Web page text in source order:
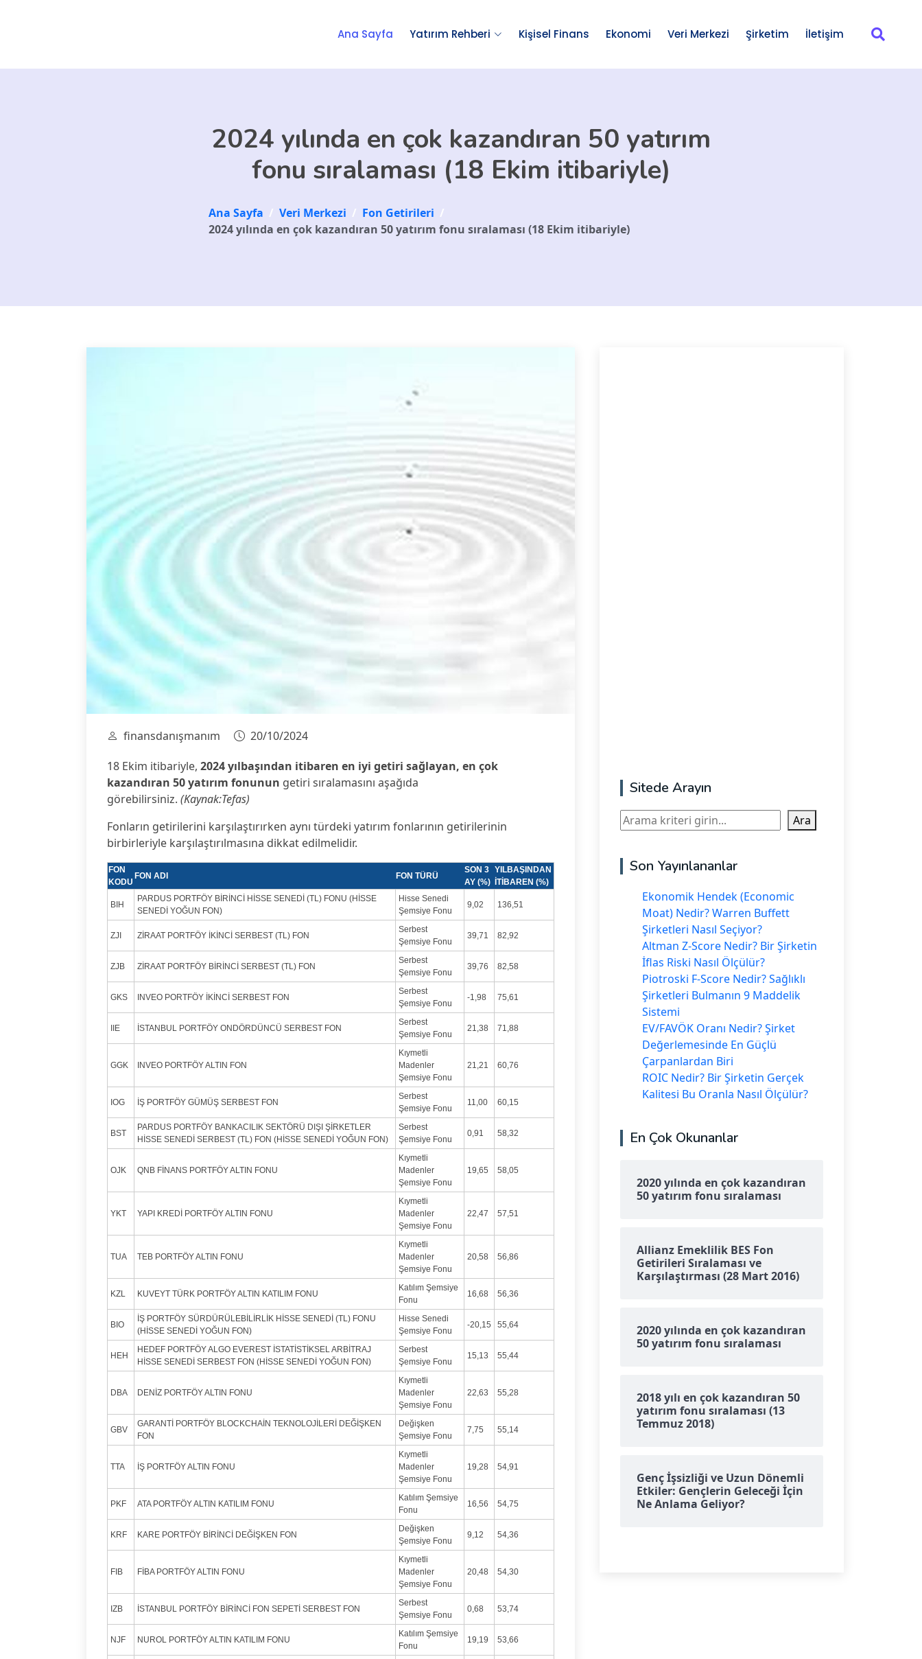
Ana Sayfa Yatırım Rehberi Kişisel Finans Ekonomi Veri Merkezi Şirketim İletişim
2024 yılında en çok kazandıran 50 yatırım
fonu sıralaması (18 Ekim itibariyle)
Ana Sayfa / Veri Merkezi / Fon Getirileri /
2024 yılında en çok kazandıran 50 yatırım fonu sıralaması (18 Ekim itibariyle)
finansdanışmanım
20/10/2024
18 Ekim itibariyle, 2024 yılbaşından itibaren en iyi getiri sağlayan, en çok
kazandıran 50 yatırım fonunun getiri sıralamasını aşağıda
görebilirsiniz. (Kaynak:Tefas)
Fonların getirilerini karşılaştırırken aynı türdeki yatırım fonlarının getirilerinin
birbirleriyle karşılaştırılmasına dikkat edilmelidir.
FON
KODU
FON ADI FON TÜRÜ
SON 3
AY (%)
YILBAŞINDAN
İTİBAREN (%)
BIH
PARDUS PORTFÖY BİRİNCİ HİSSE SENEDİ (TL) FONU (HİSSE
SENEDİ YOĞUN FON)
Hisse Senedi
Şemsiye Fonu
9,02 136,51
ZJI ZİRAAT PORTFÖY İKİNCİ SERBEST (TL) FON
Serbest
Şemsiye Fonu
39,71 82,92
ZJB ZİRAAT PORTFÖY BİRİNCİ SERBEST (TL) FON
Serbest
Şemsiye Fonu
39,76 82,58
GKS INVEO PORTFÖY İKİNCİ SERBEST FON
Serbest
Şemsiye Fonu
-1,98 75,61
IIE İSTANBUL PORTFÖY ONDÖRDÜNCÜ SERBEST FON
Serbest
Şemsiye Fonu
21,38 71,88
GGK INVEO PORTFÖY ALTIN FON
Kıymetli
Madenler
Şemsiye Fonu
21,21 60,76
IOG İŞ PORTFÖY GÜMÜŞ SERBEST FON
Serbest
Şemsiye Fonu
11,00 60,15
BST
PARDUS PORTFÖY BANKACILIK SEKTÖRÜ DIŞI ŞİRKETLER
HİSSE SENEDİ SERBEST (TL) FON (HİSSE SENEDİ YOĞUN FON)
Serbest
Şemsiye Fonu
0,91 58,32
OJK QNB FİNANS PORTFÖY ALTIN FONU
Kıymetli
Madenler
Şemsiye Fonu
19,65 58,05
YKT YAPI KREDİ PORTFÖY ALTIN FONU
Kıymetli
Madenler
Şemsiye Fonu
22,47 57,51
TUA TEB PORTFÖY ALTIN FONU
Kıymetli
Madenler
Şemsiye Fonu
20,58 56,86
KZL KUVEYT TÜRK PORTFÖY ALTIN KATILIM FONU
Katılım Şemsiye
Fonu
16,68 56,36
BIO
İŞ PORTFÖY SÜRDÜRÜLEBİLİRLİK HİSSE SENEDİ (TL) FONU
(HİSSE SENEDİ YOĞUN FON)
Hisse Senedi
Şemsiye Fonu
-20,15 55,64
HEH
HEDEF PORTFÖY ALGO EVEREST İSTATİSTİKSEL ARBİTRAJ
HİSSE SENEDİ SERBEST FON (HİSSE SENEDİ YOĞUN FON)
Serbest
Şemsiye Fonu
15,13 55,44
DBA DENİZ PORTFÖY ALTIN FONU
Kıymetli
Madenler
Şemsiye Fonu
22,63 55,28
GBV
GARANTİ PORTFÖY BLOCKCHAİN TEKNOLOJİLERİ DEĞİŞKEN
FON
Değişken
Şemsiye Fonu
7,75 55,14
TTA İŞ PORTFÖY ALTIN FONU
Kıymetli
Madenler
Şemsiye Fonu
19,28 54,91
PKF ATA PORTFÖY ALTIN KATILIM FONU
Katılım Şemsiye
Fonu
16,56 54,75
KRF KARE PORTFÖY BİRİNCİ DEĞİŞKEN FON
Değişken
Şemsiye Fonu
9,12 54,36
FIB FİBA PORTFÖY ALTIN FONU
Kıymetli
Madenler
Şemsiye Fonu
20,48 54,30
IZB İSTANBUL PORTFÖY BİRİNCİ FON SEPETİ SERBEST FON
Serbest
Şemsiye Fonu
0,68 53,74
NJF NUROL PORTFÖY ALTIN KATILIM FONU
Katılım Şemsiye
Fonu
19,19 53,66
Sitede Arayın
Ara Ara
Son Yayınlananlar
Ekonomik Hendek (Economic
Moat) Nedir? Warren Buffett
Şirketleri Nasıl Seçiyor?
Altman Z-Score Nedir? Bir Şirketin
İflas Riski Nasıl Ölçülür?
Piotroski F-Score Nedir? Sağlıklı
Şirketleri Bulmanın 9 Maddelik
Sistemi
EV/FAVÖK Oranı Nedir? Şirket
Değerlemesinde En Güçlü
Çarpanlardan Biri
ROIC Nedir? Bir Şirketin Gerçek
Kalitesi Bu Oranla Nasıl Ölçülür?
En Çok Okunanlar
2020 yılında en çok kazandıran
50 yatırım fonu sıralaması
Allianz Emeklilik BES Fon
Getirileri Sıralaması ve
Karşılaştırması (28 Mart 2016)
2020 yılında en çok kazandıran
50 yatırım fonu sıralaması
2018 yılı en çok kazandıran 50
yatırım fonu sıralaması (13
Temmuz 2018)
Genç İşsizliği ve Uzun Dönemli
Etkiler: Gençlerin Geleceği İçin
Ne Anlama Geliyor?